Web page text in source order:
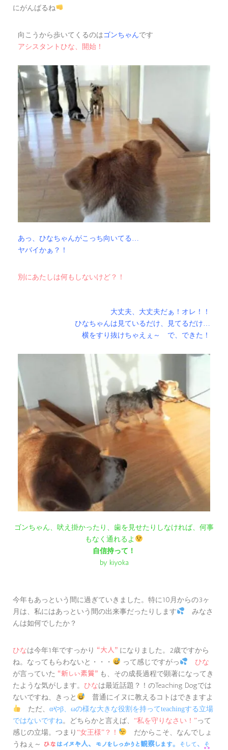
にがんばるね
向こうから歩いてくるのはゴンちゃんです
アシスタントひな、開始！
あっ、ひなちゃんがこっち向いてる…
ヤバイかぁ？！
別にあたしは何もしないけど？！
大丈夫、大丈夫だぁ！オレ！！
ひなちゃんは見ているだけ、見てるだけ…
横をすり抜けちゃえぇ～ で、できた！
ゴンちゃん、吠え掛かったり、歯を見せたりしなければ、何事
もなく通れるよ
自信持って！
by kiyoka
今年もあっという間に過ぎていきました。特に10月からの3ヶ
月は、私にはあっという間の出来事だったりします
みなさ
んは如何でしたか？
ひなは今年1年ですっかり “大人” になりました。2歳ですから
ね。なってもらわないと・・・
って感じですがっ
ひな
が言っていた “新しい素質” も、その成長過程で顕著になってき
たような気がします。 ひなは最近話題？！のTeaching Dogでは
ないですね、きっと
普通にイヌに教えるコトはできますよ
ただ、 αやβ、ωの様な大きな役割を持ってteachingする立場
ではないですね。どちらかと言えば、 “私を守りなさい！”って
感じの立場。つまり “女王様”？！
だからこそ、なんでしょ
うねぇ～
ひな はイヌや人、モノをしっかりと観察します。そして、 そ